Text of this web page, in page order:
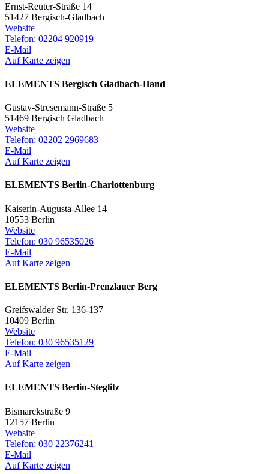
Ernst-Reuter-Straße 14
51427 Bergisch-Gladbach
Website
Telefon: 02204 920919
E-Mail
Auf Karte zeigen
ELEMENTS Bergisch Gladbach-Hand
Gustav-Stresemann-Straße 5
51469 Bergisch Gladbach
Website
Telefon: 02202 2969683
E-Mail
Auf Karte zeigen
ELEMENTS Berlin-Charlottenburg
Kaiserin-Augusta-Allee 14
10553 Berlin
Website
Telefon: 030 96535026
E-Mail
Auf Karte zeigen
ELEMENTS Berlin-Prenzlauer Berg
Greifswalder Str. 136-137
10409 Berlin
Website
Telefon: 030 96535129
E-Mail
Auf Karte zeigen
ELEMENTS Berlin-Steglitz
Bismarckstraße 9
12157 Berlin
Website
Telefon: 030 22376241
E-Mail
Auf Karte zeigen